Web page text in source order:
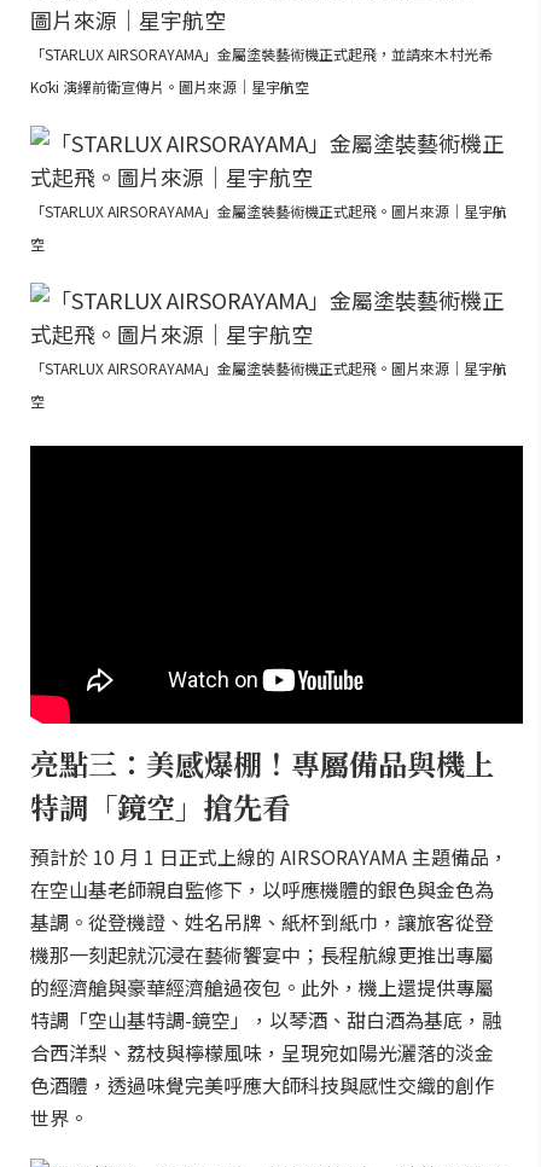
「STARLUX AIRSORAYAMA」金屬塗裝藝術機正式起飛，並請來木村光希
Kōki 演繹前衛宣傳片。圖片來源｜星宇航空
「STARLUX AIRSORAYAMA」金屬塗裝藝術機正式起飛。圖片來源｜星宇航
空
「STARLUX AIRSORAYAMA」金屬塗裝藝術機正式起飛。圖片來源｜星宇航
空
亮點三：美感爆棚！專屬備品與機上
特調「鏡空」搶先看
預計於 10 月 1 日正式上線的 AIRSORAYAMA 主題備品，
在空山基老師親自監修下，以呼應機體的銀色與金色為
基調。從登機證、姓名吊牌、紙杯到紙巾，讓旅客從登
機那一刻起就沉浸在藝術饗宴中；長程航線更推出專屬
的經濟艙與豪華經濟艙過夜包。此外，機上還提供專屬
特調「空山基特調-鏡空」，以琴酒、甜白酒為基底，融
合西洋梨、荔枝與檸檬風味，呈現宛如陽光灑落的淡金
色酒體，透過味覺完美呼應大師科技與感性交織的創作
世界。